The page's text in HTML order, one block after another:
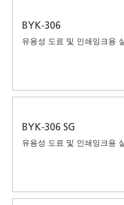
BYK-306
유용성 도료 및 인쇄잉크용
BYK-306 SG
유용성 도료 및 인쇄잉크용